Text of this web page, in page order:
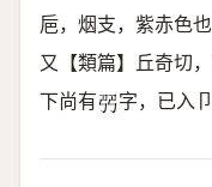
巵，烟支，紫赤色也
又【類篇】丘奇切
下尚有𠨓 字，已入